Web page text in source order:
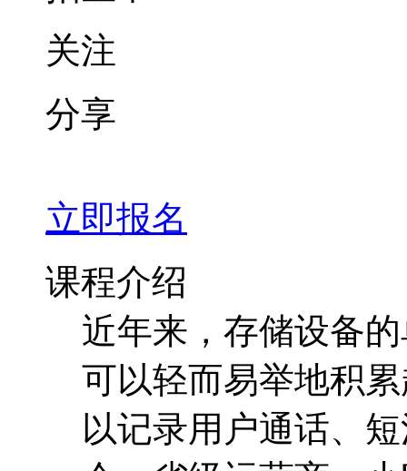
立即报名
课程介绍
可以轻而易举地积
以记录用户通话、
令，省级运营商一
几百G。电子商务网
甚至每一次点击，
户的兴趣点。城市